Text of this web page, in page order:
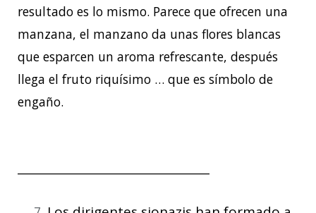
resultado es lo mismo. Parece que ofrecen una
manzana, el manzano da unas flores blancas
que esparcen un aroma refrescante, después
llega el fruto riquísimo … que es símbolo de
engaño.